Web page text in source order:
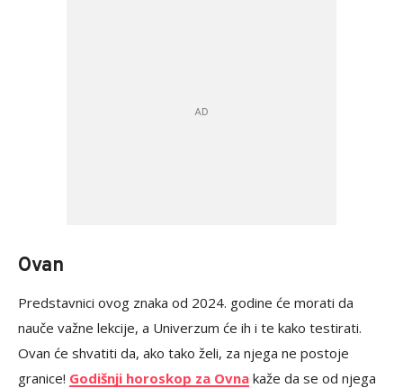
Ovan
Predstavnici ovog znaka od 2024. godine će morati da
nauče važne lekcije, a Univerzum će ih i te kako testirati.
Ovan će shvatiti da, ako tako želi, za njega ne postoje
granice! Godišnji horoskop za Ovna kaže da se od njega